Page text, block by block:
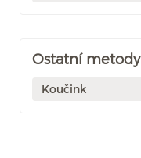
Ostatní metody
Koučink